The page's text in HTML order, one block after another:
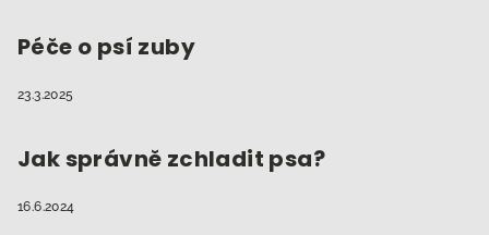
Péče o psí zuby
23.3.2025
Jak správně zchladit psa?
16.6.2024